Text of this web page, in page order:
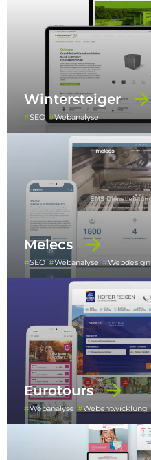
Wintersteiger
SEO Webanalyse
Melecs
SEO Webanalyse Webdesign
Eurotours
Webanalyse Webentwicklung